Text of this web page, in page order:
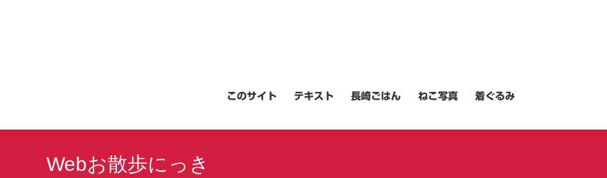
このサイト テキスト 長崎ごはん ねこ写真 着ぐるみ
Webお散歩にっき